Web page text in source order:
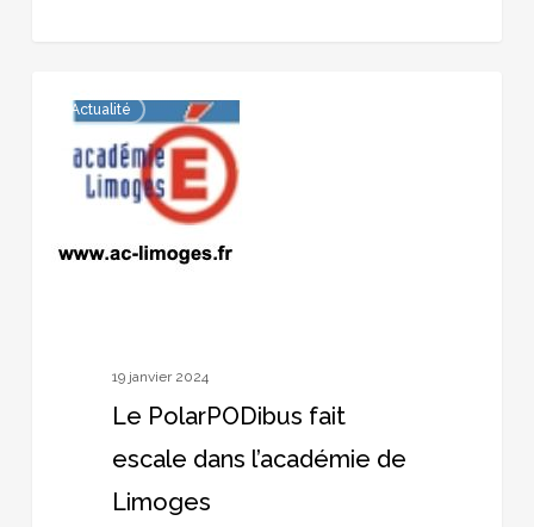
PolarPODibus
escale
l’académie
Actualité
19 janvier 2024
Le PolarPODibus fait
escale dans l’académie de
Limoges